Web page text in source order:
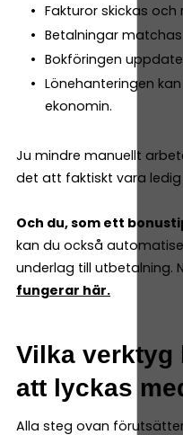
Fakturor skickas
Betalningar
Bokföringen
Lönehanteringen
ekonomin.
Ju mindre manuellt
det att faktiskt vara
Och du, som ett
kan du också
underlag till utbetalning.
fungerar här.
Vilka verktyg
att lyckas
Alla steg ovan